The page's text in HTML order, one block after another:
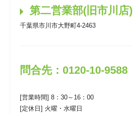
第二営業部(旧市川店)
千葉県市川市大野町4-2463
問合先：0120-10-9588
[営業時間] 8：30～16：00
[定休日] 火曜・水曜日